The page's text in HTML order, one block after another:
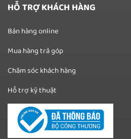
HỖ TRỢ KHÁCH HÀNG
Bán hàng online
Mua hàng trả góp
Chăm sóc khách hàng
Hỗ trợ kỹ thuật